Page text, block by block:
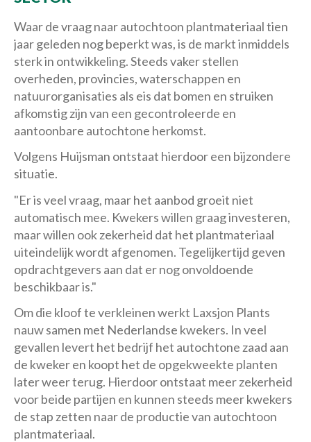
Waar de vraag naar autochtoon plantmateriaal tien
jaar geleden nog beperkt was, is de markt inmiddels
sterk in ontwikkeling. Steeds vaker stellen
overheden, provincies, waterschappen en
natuurorganisaties als eis dat bomen en struiken
afkomstig zijn van een gecontroleerde en
aantoonbare autochtone herkomst.
Volgens Huijsman ontstaat hierdoor een bijzondere
situatie.
"Er is veel vraag, maar het aanbod groeit niet
automatisch mee. Kwekers willen graag investeren,
maar willen ook zekerheid dat het plantmateriaal
uiteindelijk wordt afgenomen. Tegelijkertijd geven
opdrachtgevers aan dat er nog onvoldoende
beschikbaar is."
Om die kloof te verkleinen werkt Laxsjon Plants
nauw samen met Nederlandse kwekers. In veel
gevallen levert het bedrijf het autochtone zaad aan
de kweker en koopt het de opgekweekte planten
later weer terug. Hierdoor ontstaat meer zekerheid
voor beide partijen en kunnen steeds meer kwekers
de stap zetten naar de productie van autochtoon
plantmateriaal.